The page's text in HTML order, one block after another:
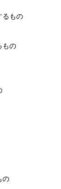
るもの
もの
の